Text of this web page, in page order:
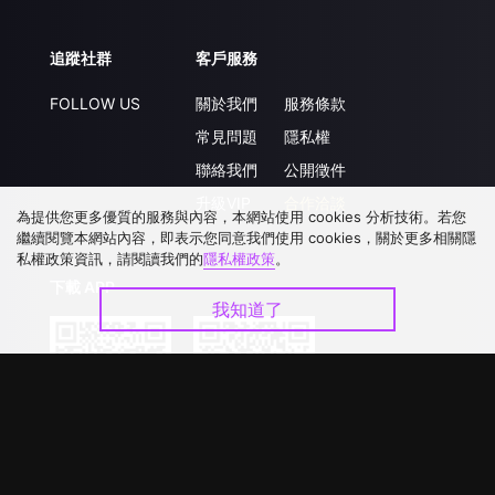
追蹤社群
FOLLOW US
客戶服務
關於我們
常見問題
聯絡我們
服務條款
隱私權
公開徵件
下載 APP
為提供您更多優質的服務與內容，本網站使用 cookies 分析技術。若您
繼續閱覽本網站內容，即表示您同意我們使用 cookies，關於更多相關隱
私權政策資訊，請閱讀我們的隱私權政策。
我知道了